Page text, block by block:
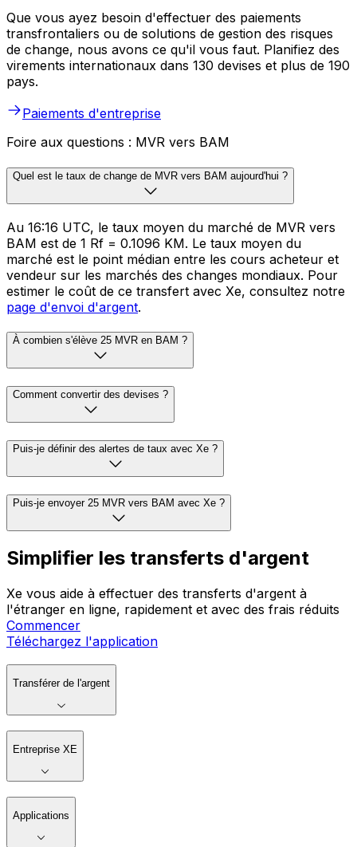
Que vous ayez besoin d'effectuer des paiements
transfrontaliers ou de solutions de gestion des risques
de change, nous avons ce qu'il vous faut. Planifiez des
virements internationaux dans 130 devises et plus de 190
pays.
Paiements d'entreprise
Foire aux questions : MVR vers BAM
Quel est le taux de change de MVR vers BAM aujourd'hui ?
Au 16:16 UTC, le taux moyen du marché de MVR vers
BAM est de 1 Rf = 0.1096 KM. Le taux moyen du
marché est le point médian entre les cours acheteur et
vendeur sur les marchés des changes mondiaux. Pour
estimer le coût de ce transfert avec Xe, consultez notre
page d'envoi d'argent.
À combien s'élève 25 MVR en BAM ?
Comment convertir des devises ?
Puis-je définir des alertes de taux avec Xe ?
Puis-je envoyer 25 MVR vers BAM avec Xe ?
Simplifier les transferts d'argent
Xe vous aide à effectuer des transferts d'argent à
l'étranger en ligne, rapidement et avec des frais réduits
Commencer
Téléchargez l'application
Transférer de l'argent
Entreprise XE
Applications